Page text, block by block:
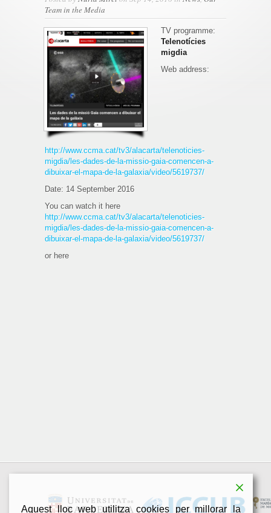
Team in the Media
TV programme:
Telenotícies
migdia
Web address:
http://www.ccma.cat/tv3/alacarta/telenoticies-
migdia/les-dades-de-la-missio-gaia-comencen-a-
dibuixar-el-mapa-de-la-galaxia/video/5619737/
Date: 14 September 2016
You can watch it here
http://www.ccma.cat/tv3/alacarta/telenoticies-
migdia/les-dades-de-la-missio-gaia-comencen-a-
dibuixar-el-mapa-de-la-galaxia/video/5619737/
or here
Aquest lloc web utilitza cookies per millorar la